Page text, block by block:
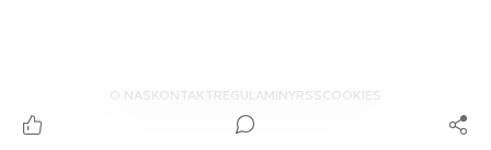
O NAS KONTAKTREGULAMINYRSS COOKIES